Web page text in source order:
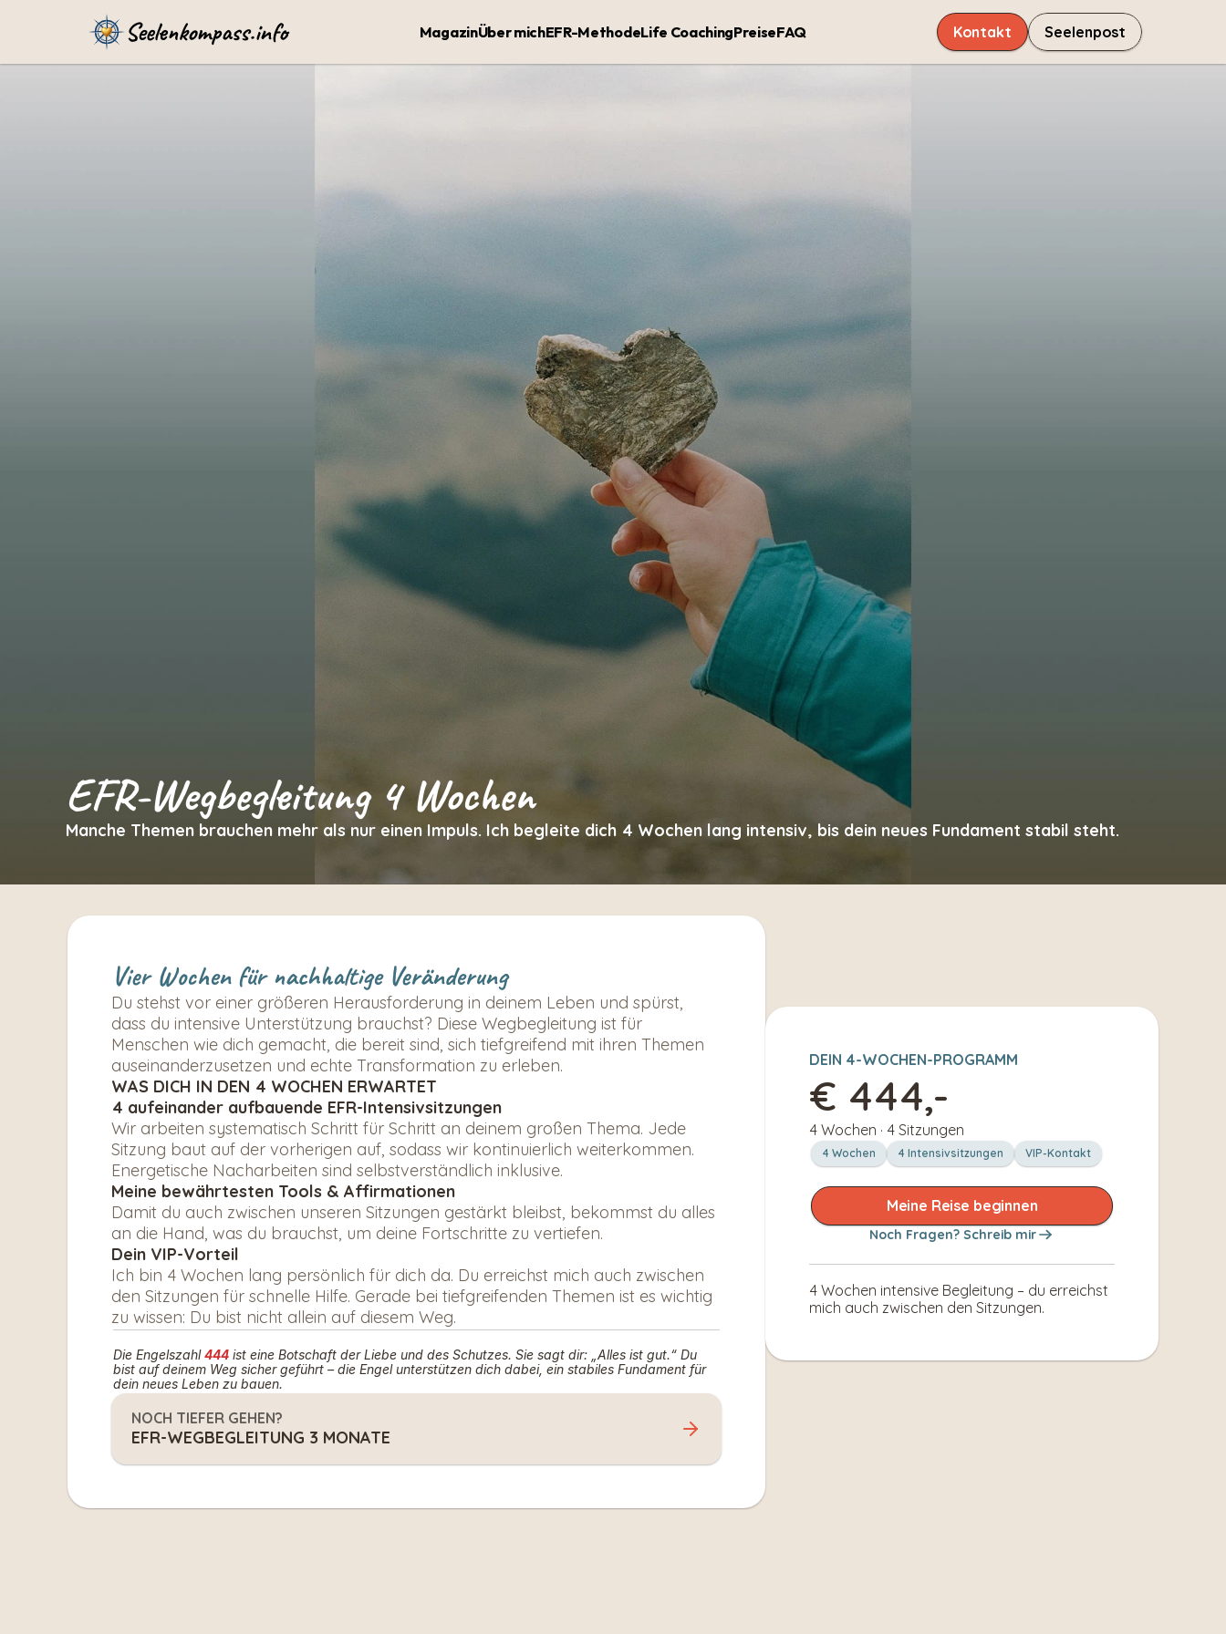
Seelenkompass.info MagazinÜber michEFR-MethodeLife CoachingPreiseFAQ Kontakt Seelenpost
EFR-Wegbegleitung 4 Wochen
Manche Themen brauchen mehr als nur einen Impuls. Ich begleite dich 4 Wochen lang intensiv, bis dein neues Fundament stabil steht.
Vier Wochen für nachhaltige Veränderung
Du stehst vor einer größeren Herausforderung in deinem Leben und spürst,
dass du intensive Unterstützung brauchst? Diese Wegbegleitung ist für
Menschen wie dich gemacht, die bereit sind, sich tiefgreifend mit ihren Themen
auseinanderzusetzen und echte Transformation zu erleben.
WAS DICH IN DEN 4 WOCHEN ERWARTET
4 aufeinander aufbauende EFR-Intensivsitzungen
Wir arbeiten systematisch Schritt für Schritt an deinem großen Thema. Jede
Sitzung baut auf der vorherigen auf, sodass wir kontinuierlich weiterkommen.
Energetische Nacharbeiten sind selbstverständlich inklusive.
Meine bewährtesten Tools & Affirmationen
Damit du auch zwischen unseren Sitzungen gestärkt bleibst, bekommst du alles
an die Hand, was du brauchst, um deine Fortschritte zu vertiefen.
Dein VIP-Vorteil
Ich bin 4 Wochen lang persönlich für dich da. Du erreichst mich auch zwischen
den Sitzungen für schnelle Hilfe. Gerade bei tiefgreifenden Themen ist es wichtig
zu wissen: Du bist nicht allein auf diesem Weg.
Die Engelszahl 444 ist eine Botschaft der Liebe und des Schutzes. Sie sagt dir: „Alles ist gut.“ Du
bist auf deinem Weg sicher geführt – die Engel unterstützen dich dabei, ein stabiles Fundament für
dein neues Leben zu bauen.
NOCH TIEFER GEHEN?
EFR-WEGBEGLEITUNG 3 MONATE
DEIN 4-WOCHEN-PROGRAMM
€ 444,-
4 Wochen · 4 Sitzungen
4 Wochen 4 Intensivsitzungen VIP-Kontakt
Meine Reise beginnen
Noch Fragen? Schreib mir
4 Wochen intensive Begleitung – du erreichst
mich auch zwischen den Sitzungen.